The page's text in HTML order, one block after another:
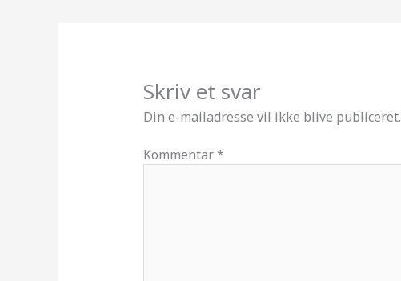
Skriv et svar
Din e-mailadresse vil ikke blive publiceret.
Kommentar*